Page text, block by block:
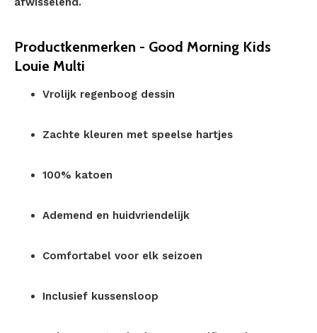
Productkenmerken - Good Morning Kids
Louie Multi
Vrolijk regenboog dessin
Zachte kleuren met speelse hartjes
100% katoen
Ademend en huidvriendelijk
Comfortabel voor elk seizoen
Inclusief kussensloop